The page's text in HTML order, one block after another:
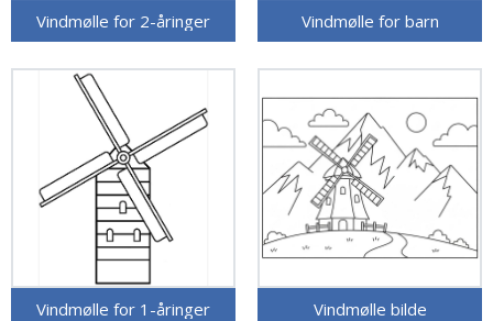
Vindmølle for 2-åringer Vindmølle for barn
Vindmølle for 1-åringer Vindmølle bilde